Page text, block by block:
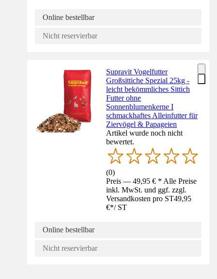
Online bestellbar
Nicht reservierbar
Supravit Vogelfutter
Großsittiche Spezial 25kg -
leicht bekömmliches Sittich
Futter ohne
Sonnenblumenkerne I
schmackhaftes Alleinfutter für
Ziervögel & Papageien
Artikel wurde noch nicht
bewertet.
(0)
Preis — 49,95 € * Alle Preise
inkl. MwSt. und ggf. zzgl.
Versandkosten pro ST49,95
€*/ ST
Online bestellbar
Nicht reservierbar